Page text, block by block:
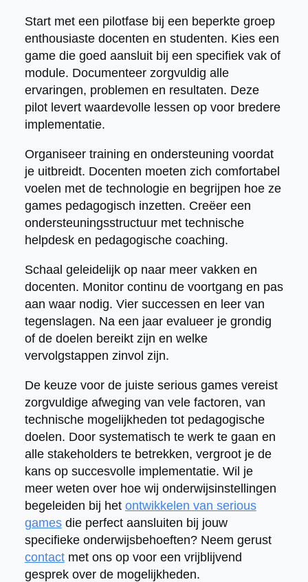
Start met een pilotfase bij een beperkte groep
enthousiaste docenten en studenten. Kies een
game die goed aansluit bij een specifiek vak of
module. Documenteer zorgvuldig alle
ervaringen, problemen en resultaten. Deze
pilot levert waardevolle lessen op voor bredere
implementatie.
Organiseer training en ondersteuning voordat
je uitbreidt. Docenten moeten zich comfortabel
voelen met de technologie en begrijpen hoe ze
games pedagogisch inzetten. Creëer een
ondersteuningsstructuur met technische
helpdesk en pedagogische coaching.
Schaal geleidelijk op naar meer vakken en
docenten. Monitor continu de voortgang en pas
aan waar nodig. Vier successen en leer van
tegenslagen. Na een jaar evalueer je grondig
of de doelen bereikt zijn en welke
vervolgstappen zinvol zijn.
De keuze voor de juiste serious games vereist
zorgvuldige afweging van vele factoren, van
technische mogelijkheden tot pedagogische
doelen. Door systematisch te werk te gaan en
alle stakeholders te betrekken, vergroot je de
kans op succesvolle implementatie. Wil je
meer weten over hoe wij onderwijsinstellingen
begeleiden bij het ontwikkelen van serious
gamesdie perfect aansluiten bij jouw
specifieke onderwijsbehoeften? Neem gerust
contactmet ons op voor een vrijblijvend
gesprek over de mogelijkheden.